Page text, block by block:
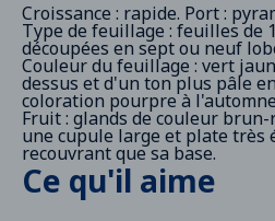
Croissance : rapide. Port :
Type de feuillage : feuilles de
découpées en sept ou neuf
Couleur du feuillage : vert
dessus et d'un ton plus pâle
coloration pourpre à
Fruit : glands de couleur
une cupule large et plate très
recouvrant que sa base.
Ce qu'il aime